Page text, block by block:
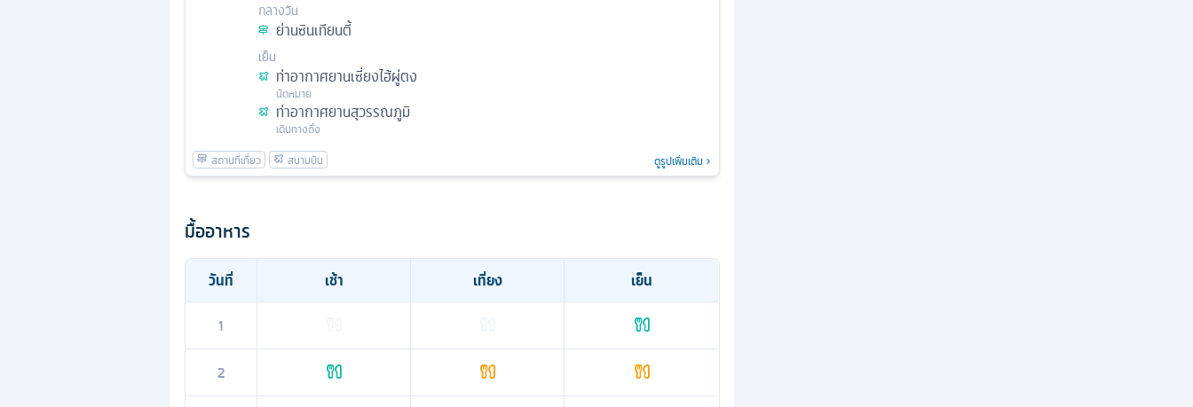
กลางวัน
ย่านซินเทียนตี้
เย็น
ท่าอากาศยานเซี่ยงไฮ้ผู่ตง
นัดหมาย
ท่าอากาศยานสุวรรณภูมิ
เดินทางถึง
ดูรูปเพิ่มเติม
มื้ออาหาร
วันที่ เช้า เที่ยง
เย็น
1
2